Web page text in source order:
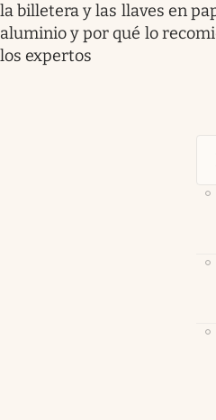
la billetera y las llaves en
aluminio y por qué lo
los expertos